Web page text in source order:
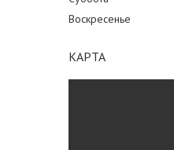
Воскресенье
КАРТА